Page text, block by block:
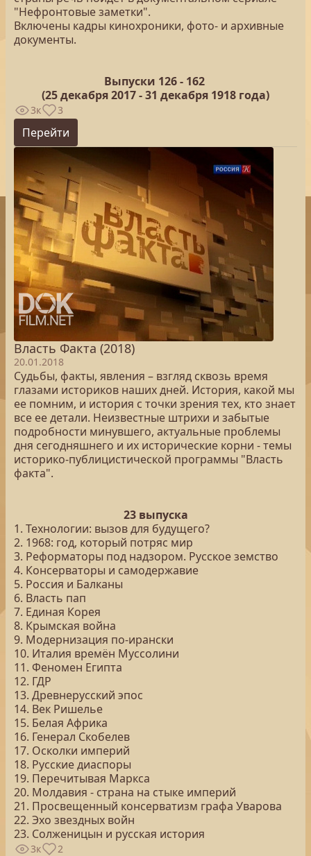
"Нефронтовые заметки".
Включены кадры кинохроники, фото- и архивные
документы.
Выпуски 126 - 162
(25декабря 2017 - 31 декабря 1918 года)
3к 3
Перейти
Власть Факта (2018)
20.01.2018
Судьбы, факты, явления – взгляд сквозь время
глазами историков наших дней. История, какой мы
ее помним, и история с точки зрения тех, кто знает
все ее детали. Неизвестные штрихи и забытые
подробности минувшего, актуальные проблемы
дня сегодняшнего и их исторические корни - темы
историко-публицистической программы "Власть
факта".
23 выпуска
1. Технологии: вызов для будущего?
2. 1968: год, который потряс мир
3. Реформаторы под надзором. Русское земство
4. Консерваторы и самодержавие
5. Россия и Балканы
6. Власть пап
7. Единая Корея
8. Крымская война
9. Модернизация по-ирански
10. Италия времён Муссолини
11. Феномен Египта
12. ГДР
13. Древнерусский эпос
14. Век Ришелье
15. Белая Африка
16. Генерал Скобелев
17. Осколки империй
18. Русские диаспоры
19. Перечитывая Маркса
20. Молдавия - страна на стыке империй
21. Просвещенный консерватизм графа Уварова
22. Эхо звездных войн
23. Солженицын и русская история
3к 2